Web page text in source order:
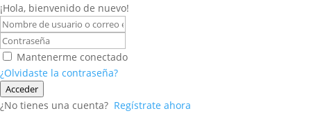
¡Hola, bienvenido de nuevo!
Mantenerme conectado
¿Olvidaste la contraseña?
Acceder
¿No tienes una cuenta? Regístrate ahora